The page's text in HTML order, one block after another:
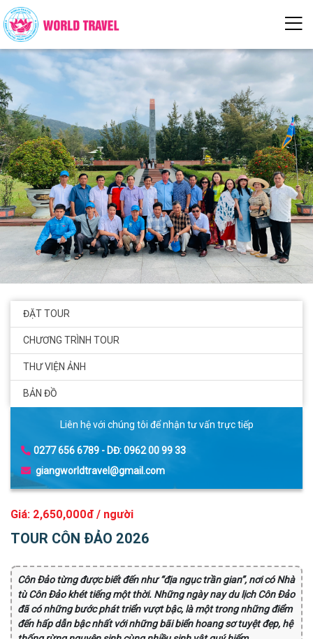
Giá: 2,650,000đ / người
TOUR CÔN ĐẢO 2026
Côn Đảo từng được biết đến như “địa ngục trần gian”, nơi có Nhà
tù Côn Đảo khét tiếng một thời. Những ngày nay du lịch Côn Đảo
đã có những bước phát triển vượt bậc, là một trong những điểm
đến hấp dẫn bậc nhất với những bãi biển hoang sơ tuyệt đẹp, hệ
ĐẶT TOUR
CHƯƠNG TRÌNH TOUR
THƯ VIỆN ẢNH
BẢN ĐỒ
Liên hệ với chúng tôi để nhận tư vấn trực tiếp
0277 656 6789 - DĐ: 0962 00 99 33
giangworldtravel@gmail.com